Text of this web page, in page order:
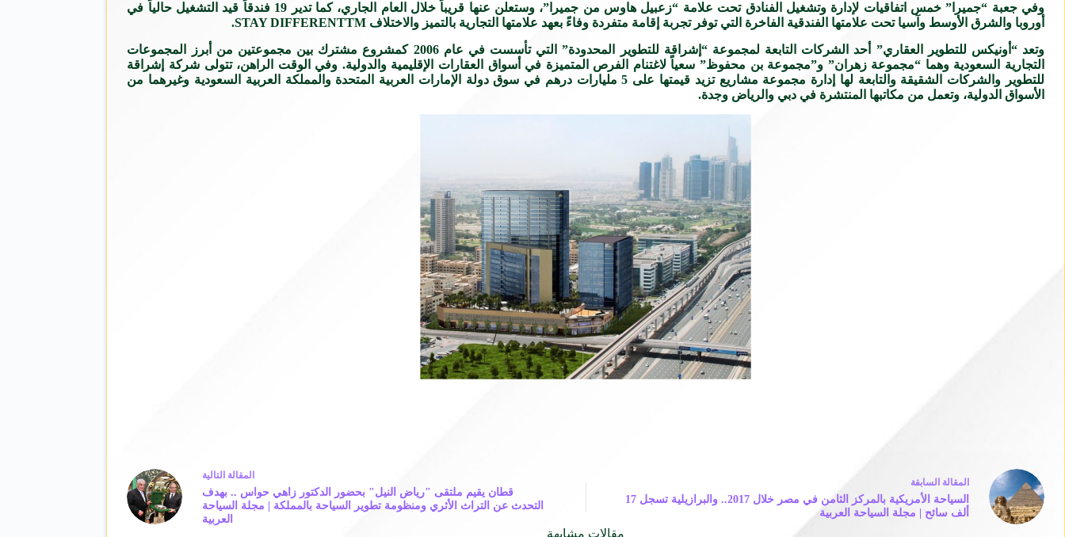
وفي جعبة “جميرا” خمس اتفاقيات لإدارة وتشغيل الفنادق تحت علامة “زعبيل هاوس من جميرا”، وستعلن عنها قريباً خلال العام الجاري، كما تدير 19 فندقاً قيد التشغيل حالياً في
أوروبا والشرق الأوسط وآسيا تحت علامتها الفندقية الفاخرة التي توفر تجربة إقامة متفردة وفاءً بعهد علامتها التجارية بالتميز والاختلاف STAY DIFFERENTTM.
وتعد “أونيكس للتطوير العقاري” أحد الشركات التابعة لمجموعة “إشراقة للتطوير المحدودة” التي تأسست في عام 2006 كمشروع مشترك بين مجموعتين من أبرز المجموعات
التجارية السعودية وهما “مجموعة زهران” و”مجموعة بن محفوظ” سعياً لاغتنام الفرص المتميزة في أسواق العقارات الإقليمية والدولية. وفي الوقت الراهن، تتولى شركة إشراقة
للتطوير والشركات الشقيقة والتابعة لها إدارة مجموعة مشاريع تزيد قيمتها على 5 مليارات درهم في سوق دولة الإمارات العربية المتحدة والمملكة العربية السعودية وغيرهما من
الأسواق الدولية، وتعمل من مكاتبها المنتشرة في دبي والرياض وجدة.
المقالة السابقة
السياحة الأمريكية بالمركز الثامن في مصر خلال 2017.. والبرازيلية تسجل 17
ألف سائح | مجلة السياحة العربية
المقالة التالية
قطان يقيم ملتقى "رياض النيل" بحضور الدكتور زاهي حواس .. بهدف
التحدث عن التراث الأثري ومنظومة تطوير السياحة بالمملكة | مجلة السياحة
العربية
مقالات مشابهة